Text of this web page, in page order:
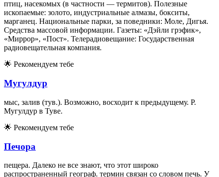
птиц, насекомых (в частности — термитов). Полезные
ископаемые: золото, индустриальные алмазы, бокситы,
марганец. Национальные парки, за поведники: Моле, Дигья.
Средства массовой информации. Газеты: «Дэйли грэфик»,
«Миррор», «Пост». Телерадиовещание: Государственная
радиовещательная компания.
🌟 Рекомендуем тебе
Мугулдур
мыс, залив (тув.). Возможно, восходит к предыдущему. Р.
Мугулдур в Туве.
🌟 Рекомендуем тебе
Печора
пещера. Далеко не все знают, что этот широко
распространенный географ. термин связан со словом печь. У